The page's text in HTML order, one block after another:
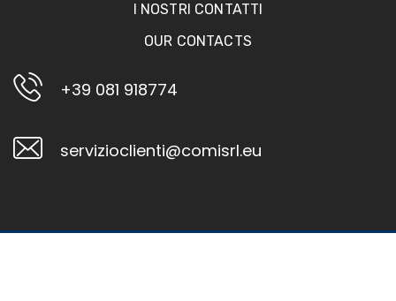
I NOSTRI CONTATTI
OUR CONTACTS
+39 081 918774
servizioclienti@comisrl.eu